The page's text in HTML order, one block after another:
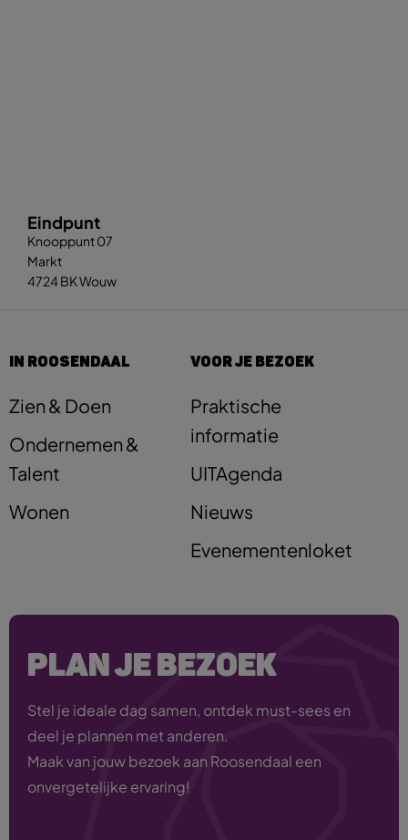
Eindpunt
Knooppunt 07
Markt
4724 BK Wouw
IN ROOSENDAAL
Zien & Doen
Ondernemen &
Talent
Wonen
VOOR JE BEZOEK
Praktische
informatie
UITAgenda
Nieuws
Evenementenloket
PLAN JE BEZOEK
Stel je ideale dag samen, ontdek must-sees en
deel je plannen met anderen.
Maak van jouw bezoek aan Roosendaal een
onvergetelijke ervaring!